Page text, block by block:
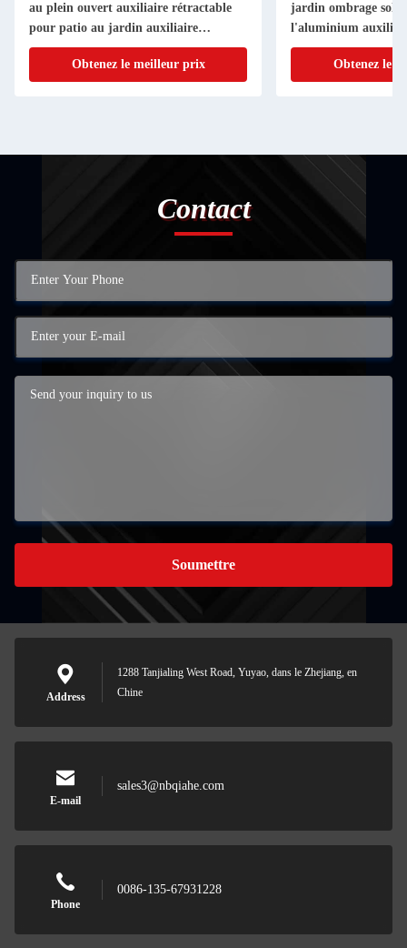
au plein ouvert auxiliaire rétractable
pour patio au jardin auxiliaire
d'ombre de soleil balcon
Obtenez le meilleur prix
jardin ombrage
l'aluminium
Obtenez le
Contact
Soumettre
Address
1288 Tanjialing West Road, Yuyao, dans le Zhejiang, en
Chine
E-mail
sales3@nbqiahe.com
Phone
0086-135-67931228